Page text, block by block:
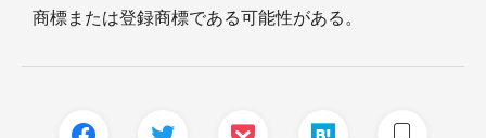
商標または登録商標である可能性がある。